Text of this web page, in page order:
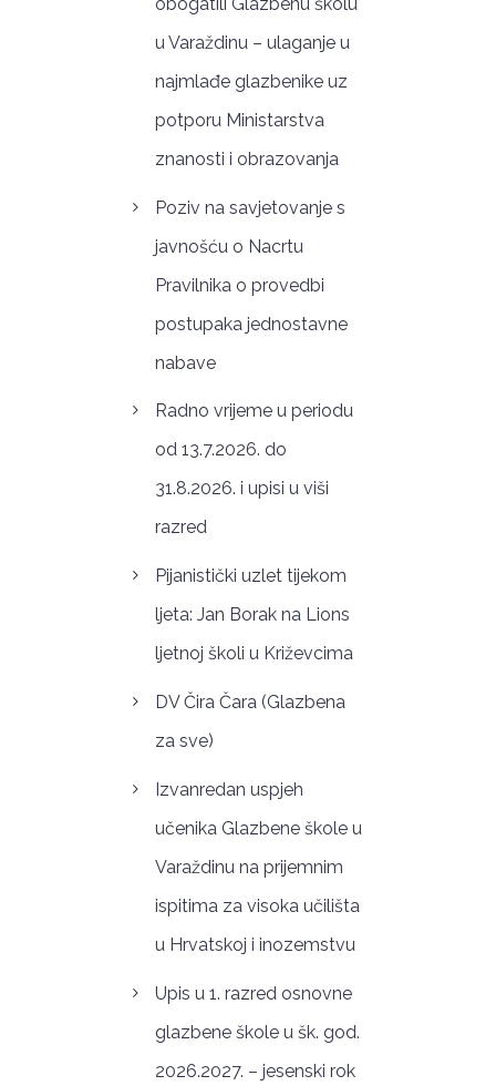
u Varaždinu – ulaganje u
najmlađe glazbenike uz
potporu Ministarstva
znanosti i obrazovanja
Poziv na savjetovanje s
javnošću o Nacrtu
Pravilnika o provedbi
postupaka jednostavne
nabave
Radno vrijeme u periodu
od 13.7.2026. do
31.8.2026. i upisi u viši
razred
Pijanistički uzlet tijekom
ljeta: Jan Borak na Lions
ljetnoj školi u Križevcima
DV Čira Čara (Glazbena
za sve)
Izvanredan uspjeh
učenika Glazbene škole u
Varaždinu na prijemnim
ispitima za visoka učilišta
u Hrvatskoj i inozemstvu
Upis u 1. razred osnovne
glazbene škole u šk. god.
2026.2027. – jesenski rok